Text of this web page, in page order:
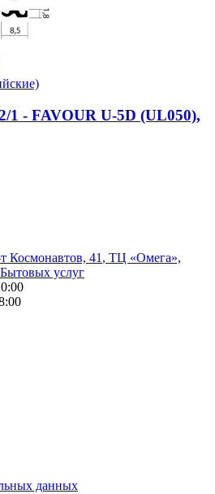
1 - FAVOUR U-5D (UL050),
Космонавтов, 41, ТЦ «Омега»,
услуг
данных